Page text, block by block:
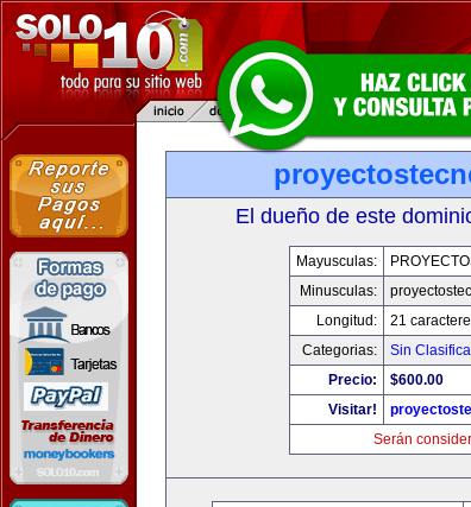
El dueño de este
Mayusculas:
Minusculas:
Longitud:
21
Categorias:
Sin
Precio:
$600.00
Visitar!
Serán